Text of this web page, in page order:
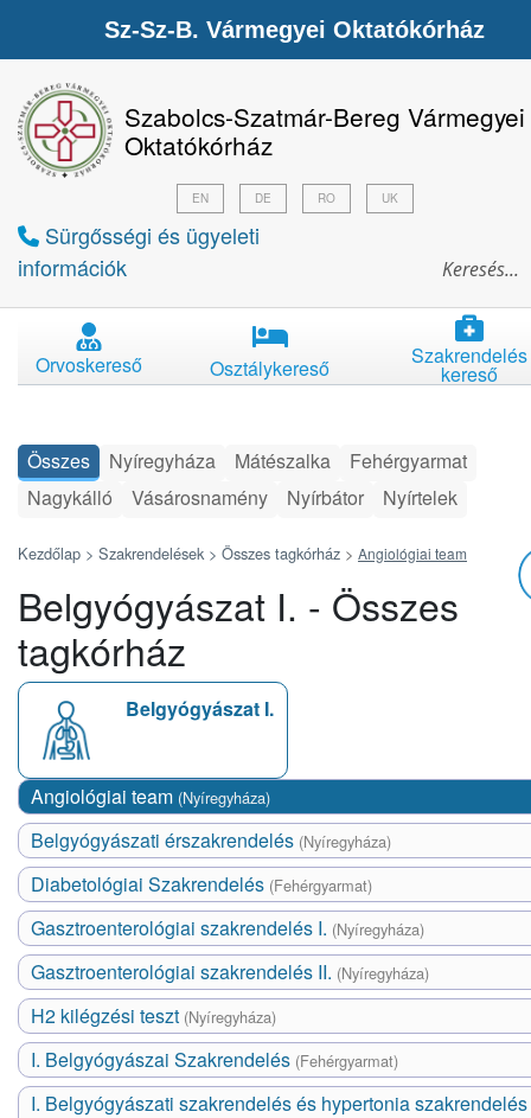
Szabolcs-Szatmár-Bereg Vármegyei
Oktatókórház
Sürgősségi és ügyeleti
információk
EN DE RO UK
Orvoskereső Osztálykereső Szakrendelés
kereső
Összes Nyíregyháza Mátészalka
Fehérgyarmat
Nagykálló
Vásárosnamény Nyírbátor Nyírtelek
Kezdőlap > Szakrendelések > Összes tagkórház > Angiológiai team
Belgyógyászat I. - Összes
tagkórház
Belgyógyászat I.
Angiológiai team (Nyíregyháza)
Belgyógyászati érszakrendelés (Nyíregyháza)
Diabetológiai Szakrendelés (Fehérgyarmat)
Gasztroenterológiai szakrendelés I. (Nyíregyháza)
Gasztroenterológiai szakrendelés II. (Nyíregyháza)
H2 kilégzési teszt (Nyíregyháza)
I. Belgyógyászai Szakrendelés (Fehérgyarmat)
I. Belgyógyászati szakrendelés és hypertonia szakrendelés
Sz-Sz-B. Vármegyei Oktatókórház